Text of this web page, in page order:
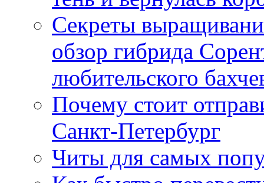
Секреты
обзор гибрида
любительского
Почему стоит
Санкт-Петербург
Читы для самых